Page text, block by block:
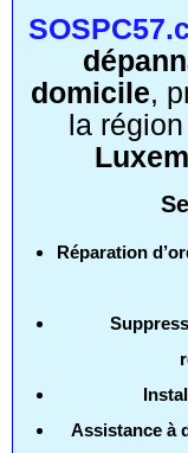
domicile,
la
Réparation
Assistance à